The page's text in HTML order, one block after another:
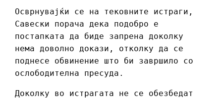
Осврнувајќи се на тековните истраги,
Савески порача дека подобро е
постапката да биде запрена доколку
нема доволно докази, отколку да се
поднесе обвинение што би завршило со
ослободителна пресуда.
Доколку во истрагата не се обезбедат